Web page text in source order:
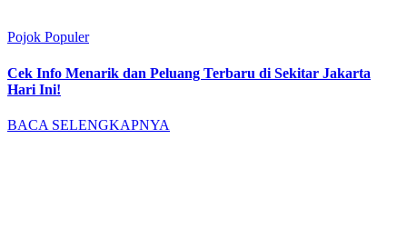
Pojok Populer
Cek Info Menarik dan Peluang Terbaru di Sekitar Jakarta
Hari Ini!
BACA SELENGKAPNYA